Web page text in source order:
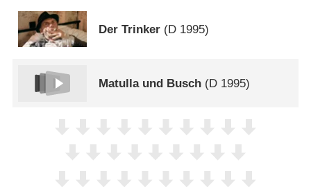
Der Trinker (D 1995)
Matulla und Busch (D 1995)